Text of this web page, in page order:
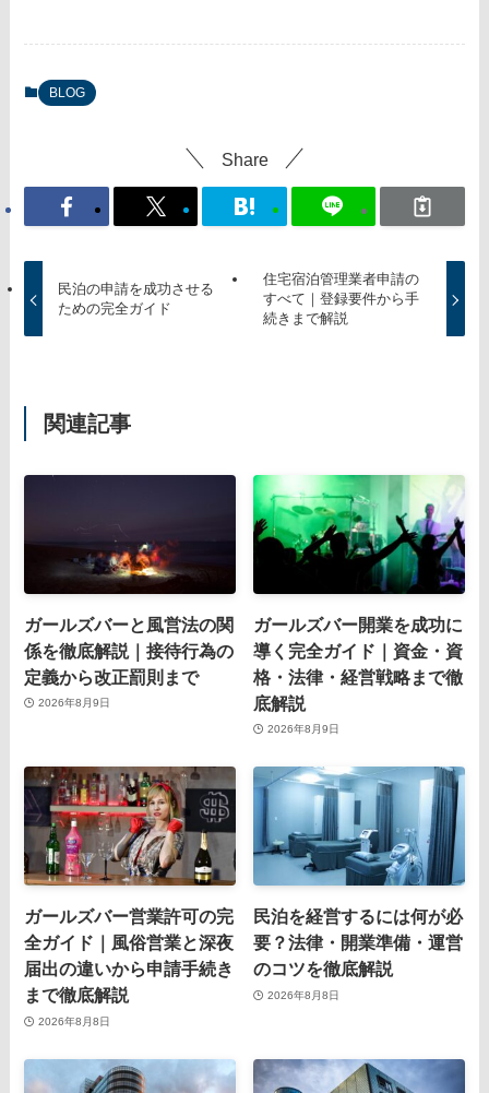
BLOG
Share
民泊の申請を成功させる
ための完全ガイド
住宅宿泊管理業者申請の
すべて｜登録要件から手
続きまで解説
関連記事
ガールズバーと風営法の関
係を徹底解説｜接待行為の
定義から改正罰則まで
2026年8月9日
ガールズバー開業を成功に
導く完全ガイド｜資金・資
格・法律・経営戦略まで徹
底解説
2026年8月9日
ガールズバー営業許可の完
全ガイド｜風俗営業と深夜
届出の違いから申請手続き
まで徹底解説
2026年8月8日
民泊を経営するには何が必
要？法律・開業準備・運営
のコツを徹底解説
2026年8月8日